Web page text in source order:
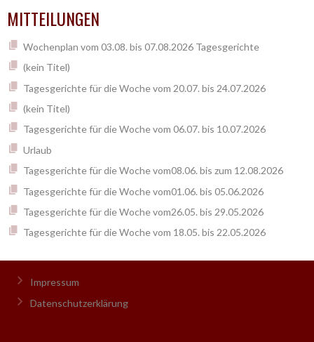
MITTEILUNGEN
Wochenplan vom 03.08. bis 07.08.2026 Tagesgerichte
(kein Titel)
Tagesgerichte für die Woche vom 20.07. bis 24.07.2026
(kein Titel)
Tagesgerichte für die Woche vom 06.07. bis 10.07.2026
Urlaub
Tagesgerichte für die Woche vom08.06. bis zum 12.08.2026
Tagesgerichte für die Woche vom01.06. bis 05.06.2026
Tagesgerichte für die Woche vom26.05. bis 29.05.2026
Tagesgerichte für die Woche vom 18.05. bis 22.05.2026
Impressum
Datenschutzerklärung